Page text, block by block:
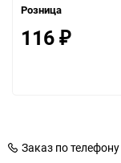
Розница
116 ₽
Заказ по телефону